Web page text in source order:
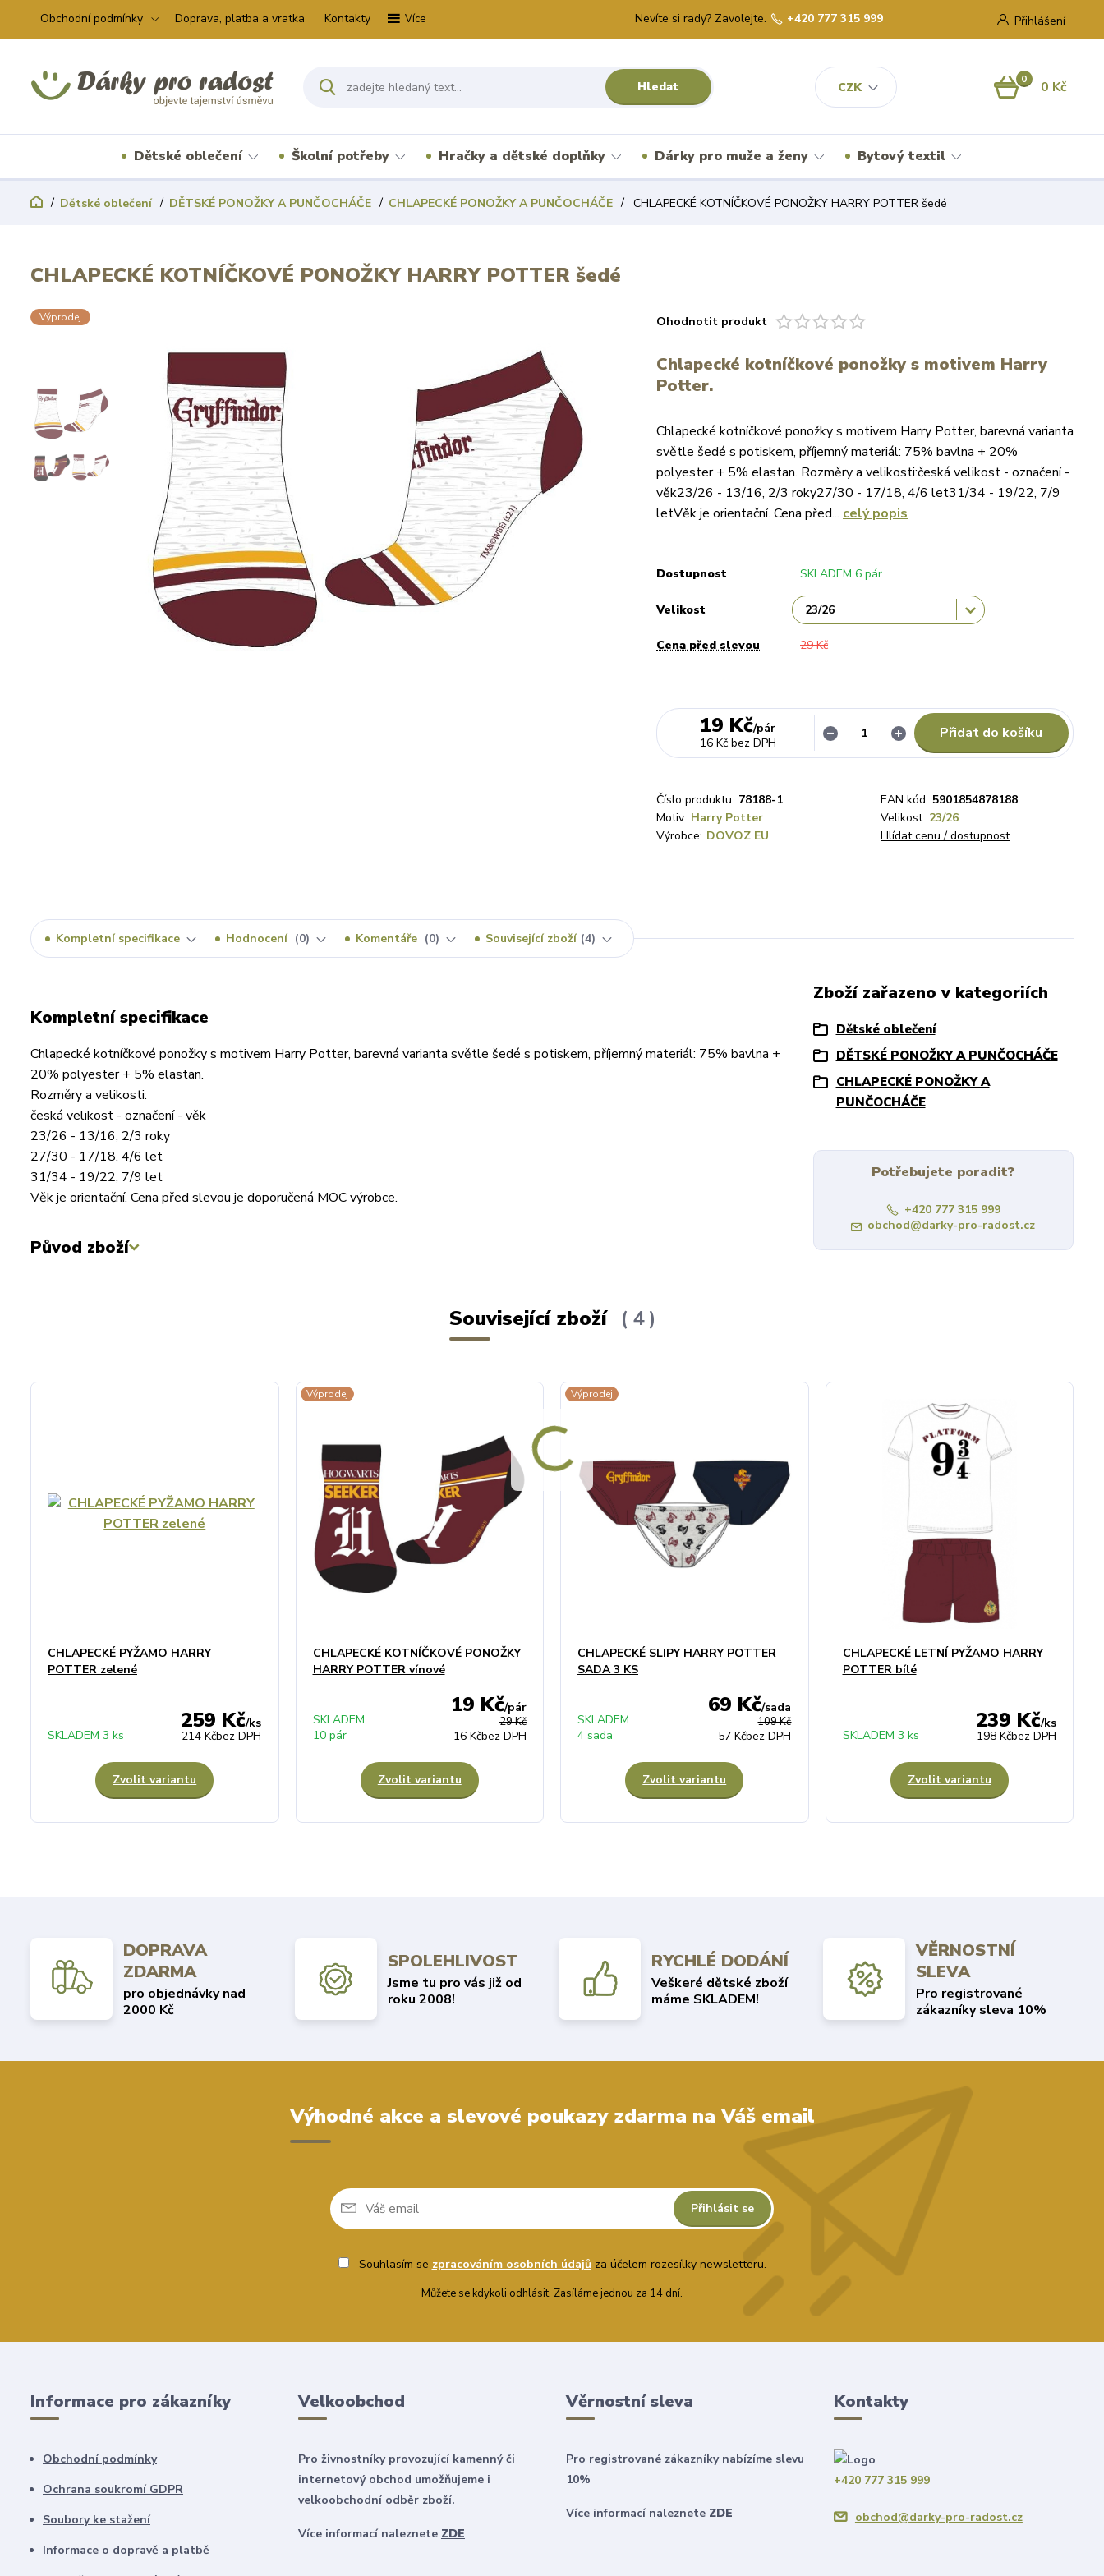
Obchodní podmínky Doprava, platba a vratka Kontakty Více
CZK
Přihlášení
Hledat
Nevíte si rady? Zavolejte. +420 777 315 999
0 0 Kč
Dětské oblečení Školní potřeby Hračky a dětské doplňky Dárky pro muže a ženy Bytový textil
Dětské oblečení DĚTSKÉ PONOŽKY A PUNČOCHÁČE CHLAPECKÉ PONOŽKY A PUNČOCHÁČE CHLAPECKÉ KOTNÍČKOVÉ PONOŽKY HARRY POTTER šedé
CHLAPECKÉ KOTNÍČKOVÉ PONOŽKY HARRY POTTER šedé
Výprodej Ohodnotit produkt
Chlapecké kotníčkové ponožky s motivem Harry
Potter.
Chlapecké kotníčkové ponožky s motivem Harry Potter, barevná varianta
světle šedé s potiskem, příjemný materiál: 75% bavlna + 20%
polyester + 5% elastan. Rozměry a velikosti:česká velikost - označení -
věk23/26 - 13/16, 2/3 roky27/30 - 17/18, 4/6 let31/34 - 19/22, 7/9
letVěk je orientační. Cena před... celý popis
Dostupnost SKLADEM 6 pár
Velikost
Cena před slevou 29 Kč
19 Kč/pár
16 Kč bez DPH
Přidat do košíku
Číslo produktu: 78188-1 EAN kód: 5901854878188
Motiv: Harry Potter Velikost: 23/26
Výrobce: DOVOZ EU Hlídat cenu / dostupnost
Kompletní specifikace Hodnocení 0 Komentáře 0 Související zboží 4
Kompletní specifikace
Chlapecké kotníčkové ponožky s motivem Harry Potter, barevná varianta světle šedé s potiskem, příjemný materiál: 75% bavlna +
20% polyester + 5% elastan.
Rozměry a velikosti:
česká velikost - označení - věk
23/26 - 13/16, 2/3 roky
27/30 - 17/18, 4/6 let
31/34 - 19/22, 7/9 let
Věk je orientační. Cena před slevou je doporučená MOC výrobce.
Původ zboží
Zboží zařazeno v kategoriích
Dětské oblečení
DĚTSKÉ PONOŽKY A PUNČOCHÁČE
CHLAPECKÉ PONOŽKY A
PUNČOCHÁČE
Potřebujete poradit?
+420 777 315 999
obchod@darky-pro-radost.cz
Související zboží 4
CHLAPECKÉ PYŽAMO HARRY
POTTER zelené
259 Kč/ks
214 Kčbez DPH
SKLADEM 3 ks
Zvolit variantu
Výprodej
CHLAPECKÉ KOTNÍČKOVÉ PONOŽKY
HARRY POTTER vínové
29 Kč
19 Kč/pár
16 Kčbez DPH
SKLADEM
10 pár
Zvolit variantu
Výprodej
CHLAPECKÉ SLIPY HARRY POTTER
SADA 3 KS
109 Kč
69 Kč/sada
57 Kčbez DPH
SKLADEM
4 sada
Zvolit variantu
CHLAPECKÉ LETNÍ PYŽAMO HARRY
POTTER bílé
239 Kč/ks
198 Kčbez DPH
SKLADEM 3 ks
Zvolit variantu
DOPRAVA
ZDARMA
pro objednávky nad
2000 Kč
SPOLEHLIVOST
Jsme tu pro vás již od
roku 2008!
RYCHLÉ DODÁNÍ
Veškeré dětské zboží
máme SKLADEM!
VĚRNOSTNÍ
SLEVA
Pro registrované
zákazníky sleva 10%
Výhodné akce a slevové poukazy zdarma na Váš email
Přihlásit se
Souhlasím se zpracováním osobních údajůza účelem rozesílky newsletteru.
Můžete se kdykoli odhlásit. Zasíláme jednou za 14 dní.
Informace pro zákazníky
Obchodní podmínky
Ochrana soukromí GDPR
Soubory ke stažení
Informace o dopravě a platbě
Velkoobchod
Pro živnostníky provozující kamenný či
internetový obchod umožňujeme i
velkoobchodní odběr zboží.
Více informací naleznete ZDE
Věrnostní sleva
Pro registrované zákazníky nabízíme slevu
10%
Více informací naleznete ZDE
Kontakty
+420 777 315 999
obchod@darky-pro-radost.cz